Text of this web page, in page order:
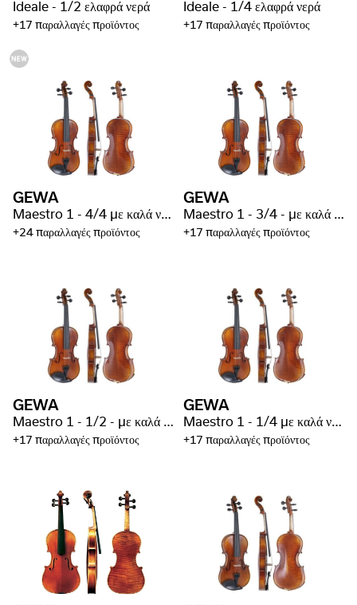
Ideale - 1/2 ελαφρά νερά
+17 παραλλαγές προϊόντος
Ideale - 1/4 ελαφρά νερά
+17 παραλλαγές προϊόντος
GEWA
Maestro 1 - 4/4 με καλά νερά
+24 παραλλαγές προϊόντος
GEWA
Maestro 1 - 3/4 - με καλά νερά
+17 παραλλαγές προϊόντος
GEWA
Maestro 1 - 1/2 - με καλά νερά
+17 παραλλαγές προϊόντος
GEWA
Maestro 1 - 1/4 με καλά νερά
+17 παραλλαγές προϊόντος